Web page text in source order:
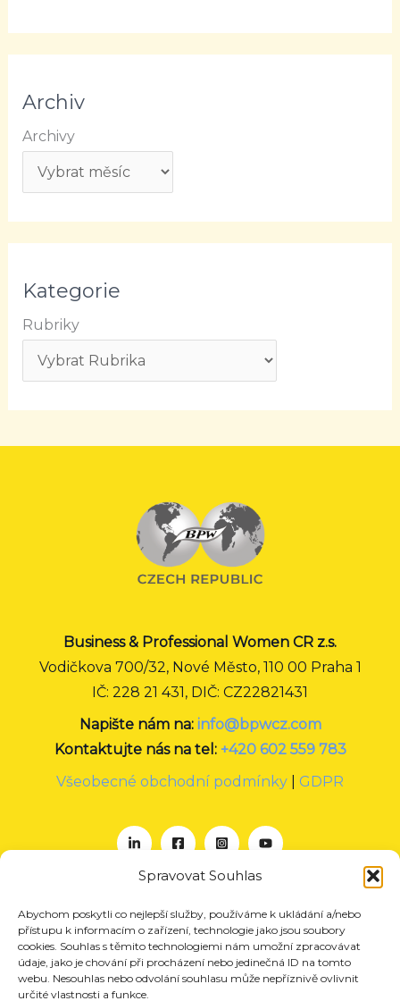
Spravovat Souhlas
Abychom poskytli co nejlepší služby, používáme k ukládání a/nebo
přístupu k informacím o zařízení, technologie jako jsou soubory
cookies. Souhlas s těmito technologiemi nám umožní zpracovávat
údaje, jako je chování při procházení nebo jedinečná ID na tomto
webu. Nesouhlas nebo odvolání souhlasu může nepříznivě ovlivnit
určité vlastnosti a funkce.
Archiv
Archivy
Kategorie
Rubriky
Business & Professional Women CR z.s.
Vodičkova 700/32, Nové Město, 110 00 Praha 1
IČ: 228 21 431, DIČ: CZ22821431
Napište nám na: info@bpwcz.com
Kontaktujte nás na tel: +420 602 559 783
Všeobecné obchodní podmínky
GDPR
O nás
Projekty
Členství